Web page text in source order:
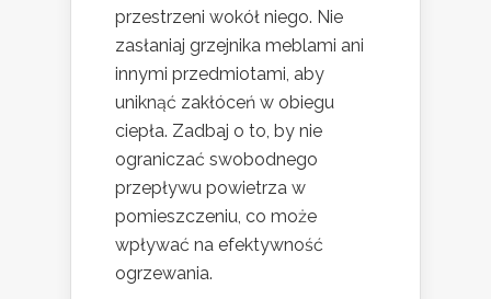
przestrzeni wokół niego. Nie
zasłaniaj grzejnika meblami ani
innymi przedmiotami, aby
uniknąć zakłóceń w obiegu
ciepła. Zadbaj o to, by nie
ograniczać swobodnego
przepływu powietrza w
pomieszczeniu, co może
wpływać na efektywność
ogrzewania.